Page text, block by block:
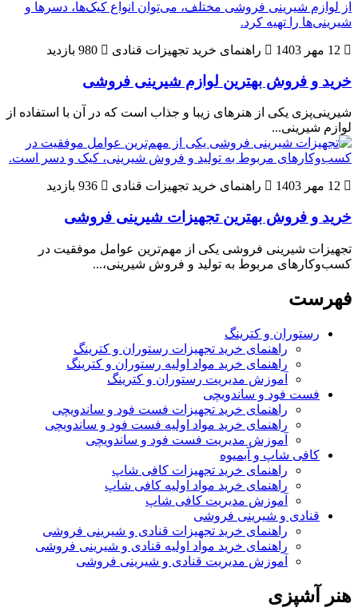
راهنمای خرید تجهیزات قنادی
خرید و فروش بهترین لوازم شیرینی فروشی
شیرینی‌پزی یکی از هنرهای زیبا و جذاب است که در آن با استفاده از
لوازم شیرینی...
راهنمای خرید تجهیزات قنادی
خرید و فروش بهترین تجهیزات شیرینی فروشی
تجهیزات شیرینی فروشی یکی از مهم‌ترین عوامل موفقیت در
کسب‌وکارهای مربوط به تولید و فروش شیرینی،...
فهرست
رستوران و کترینگ
راهنمای خرید تجهیزات رستوران و کترینگ
راهنمای خرید مواد اولیه رستوران و کترینگ
آموزش مدیریت رستوران و کترینگ
فست فود و ساندویچی
راهنمای خرید تجهیزات فست فود و ساندویچی
راهنمای خرید مواد اولیه فست فود و ساندویچی
آموزش مدیریت فست فود و ساندویچی
کافی شاپ و آبمیوه
راهنمای خرید تجهیزات کافی شاپ
راهنمای خرید مواد اولیه کافی‌ شاپ‌
آموزش مدیریت کافی شاپ
قنادی و شیرینی فروشی
راهنمای خرید تجهیزات قنادی و شیرینی فروشی
راهنمای خرید مواد اولیه قنادی و شیرینی فروشی
آموزش مدیریت قنادی و شیرینی فروشی
هنر آشپزی